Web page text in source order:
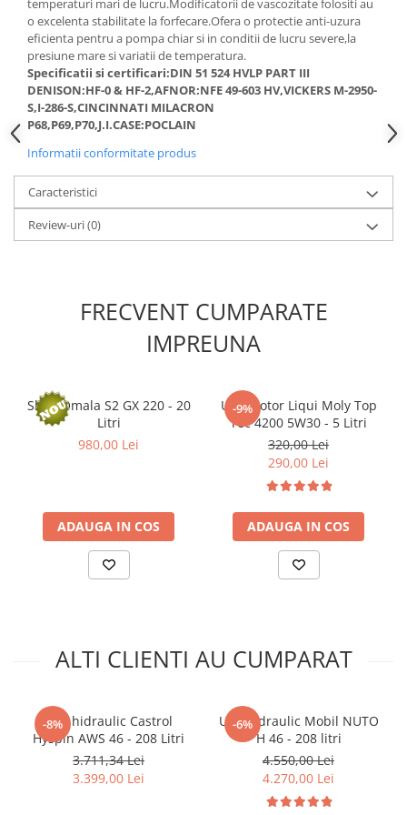
Kit lant distributie
Curea distributie
Pompa apa
Transmisie
Kit transmisie
Curea transmisie
Busoane/inele etansare
Directie/stabilizare
Bielete antiruliu
Bielete directie
Amortizor capota
Amortizor portbagaj/hayon
Amortizor
Arcuri
Pivot suspensie
■ Huse scaune auto
■ Tavite auto portbagaj
■ Covorase/presuri auto
■ Accesorii auto exterior
■ Electrice auto
■ Siguranta auto
■ Electrice
temperaturi mari de lucru.Modificatorii de vascozitate folositi au
o excelenta stabilitate la forfecare.Ofera o protectie anti-uzura
eficienta pentru a pompa chiar si in conditii de lucru severe,la
presiune mare si variatii de temperatura.
Specificatii si certificari:DIN 51 524 HVLP PART III
DENISON:HF-0 & HF-2,AFNOR:NFE 49-603 HV,VICKERS M-2950-
S,I-286-S,CINCINNATI MILACRON
P68,P69,P70,J.I.CASE:POCLAIN
Informatii conformitate produs
Caracteristici
Review-uri(0)
FRECVENT CUMPARATE
IMPREUNA
Shell Omala S2 GX 220 - 20
Litri
980,00 Lei
ADAUGA IN COS
-9%
Ulei motor Liqui Moly Top
Tec 4200 5W30 - 5 Litri
320,00 Lei
290,00 Lei
ADAUGA IN COS
ALTI CLIENTI AU CUMPARAT
-8%
Ulei hidraulic Castrol
Hyspin AWS 46 - 208 Litri
3.711,34 Lei
3.399,00 Lei
-6%
Ulei hidraulic Mobil NUTO
H 46 - 208 litri
4.550,00 Lei
4.270,00 Lei